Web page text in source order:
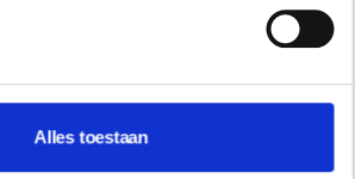
Alles toestaan
INSPIRATIE